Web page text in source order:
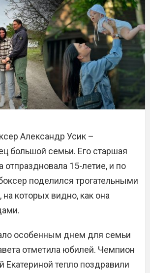
Александр Усик –
большой семьи. Его старшая
отпраздновала 15-летие, и по
поделился трогательными
которых видно, как она
особенным днем ​​для семьи
отметила юбилей. Чемпион
Екатериной тепло поздравили